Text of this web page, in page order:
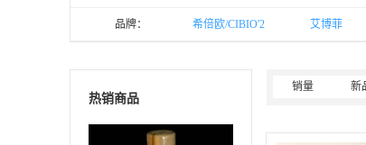
品牌： 希倍欧/CIBIO'2 艾博菲
热销商品
销量 新